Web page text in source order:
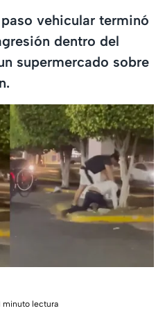
vehicular terminó
dentro del
supermercado sobre
minuto lectura